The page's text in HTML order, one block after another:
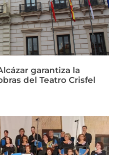
garantiza la
del Teatro Crisfel